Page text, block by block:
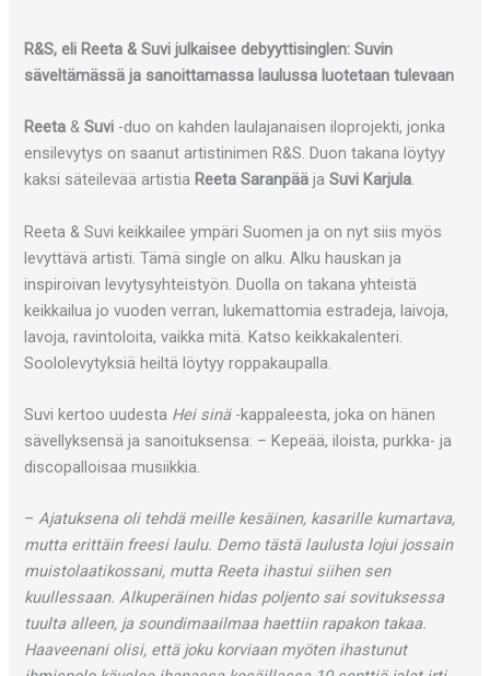
R&S, eli Reeta & Suvi julkaisee debyyttisinglen: Suvin
säveltämässä ja sanoittamassa laulussa luotetaan tulevaan
Reeta &Suvi -duo on kahden laulajanaisen iloprojekti, jonka
ensilevytys on saanut artistinimen R&S. Duon takana löytyy
kaksi säteilevää artistia Reeta Saranpää jaSuvi Karjula.
Reeta & Suvi keikkailee ympäri Suomen ja on nyt siis myös
levyttävä artisti. Tämä single on alku. Alku hauskan ja
inspiroivan levytysyhteistyön. Duolla on takana yhteistä
keikkailua jo vuoden verran, lukemattomia estradeja, laivoja,
lavoja, ravintoloita, vaikka mitä. Katso keikkakalenteri.
Soololevytyksiä heiltä löytyy roppakaupalla.
Suvi kertoo uudesta Hei sinä-kappaleesta, joka on hänen
sävellyksensä ja sanoituksensa: – Kepeää, iloista, purkka- ja
discopalloisaa musiikkia.
– Ajatuksena oli tehdä meille kesäinen, kasarille kumartava,
mutta erittäin freesi laulu. Demo tästä laulusta lojui jossain
muistolaatikossani, mutta Reeta ihastui siihen sen
kuullessaan. Alkuperäinen hidas poljento sai sovituksessa
tuulta alleen, ja soundimaailmaa haettiin rapakon takaa.
Haaveenani olisi, että joku korviaan myöten ihastunut